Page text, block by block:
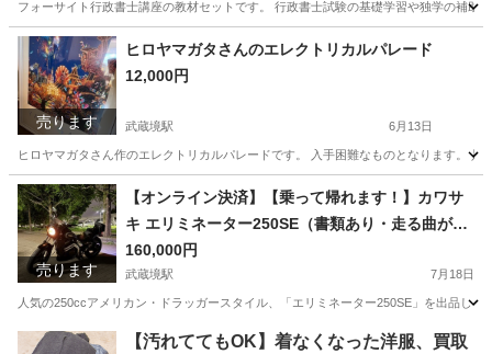
フォーサイト行政書士講座の教材セットです。 行政書士試験の基礎学習や独学の補
東京 武蔵野市 武蔵境駅 就職、資格
売ります
ヒロヤマガタさんのエレクトリカルパレード
12,000円
武蔵境駅 6月13日
ヒロヤマガタさん作のエレクトリカルパレードです。 入手困難なものとなります。 是
東京 武蔵野市 武蔵境駅 その他 ヒロヤマガタ
売ります
【オンライン決済】【乗って帰れます！】カワサ
キ エリミネーター250SE（書類あり・走る曲がる
止まる問題なし） ☆旧車ブームで価格急騰中
160,000円
武蔵境駅 7月18日
人気の250ccアメリカン・ドラッガースタイル、「エリミネーター250SE」を出品し
東京 武蔵野市 武蔵境駅 カワサキ エリミネーター
【汚れててもOK】着なくなった洋服、買取